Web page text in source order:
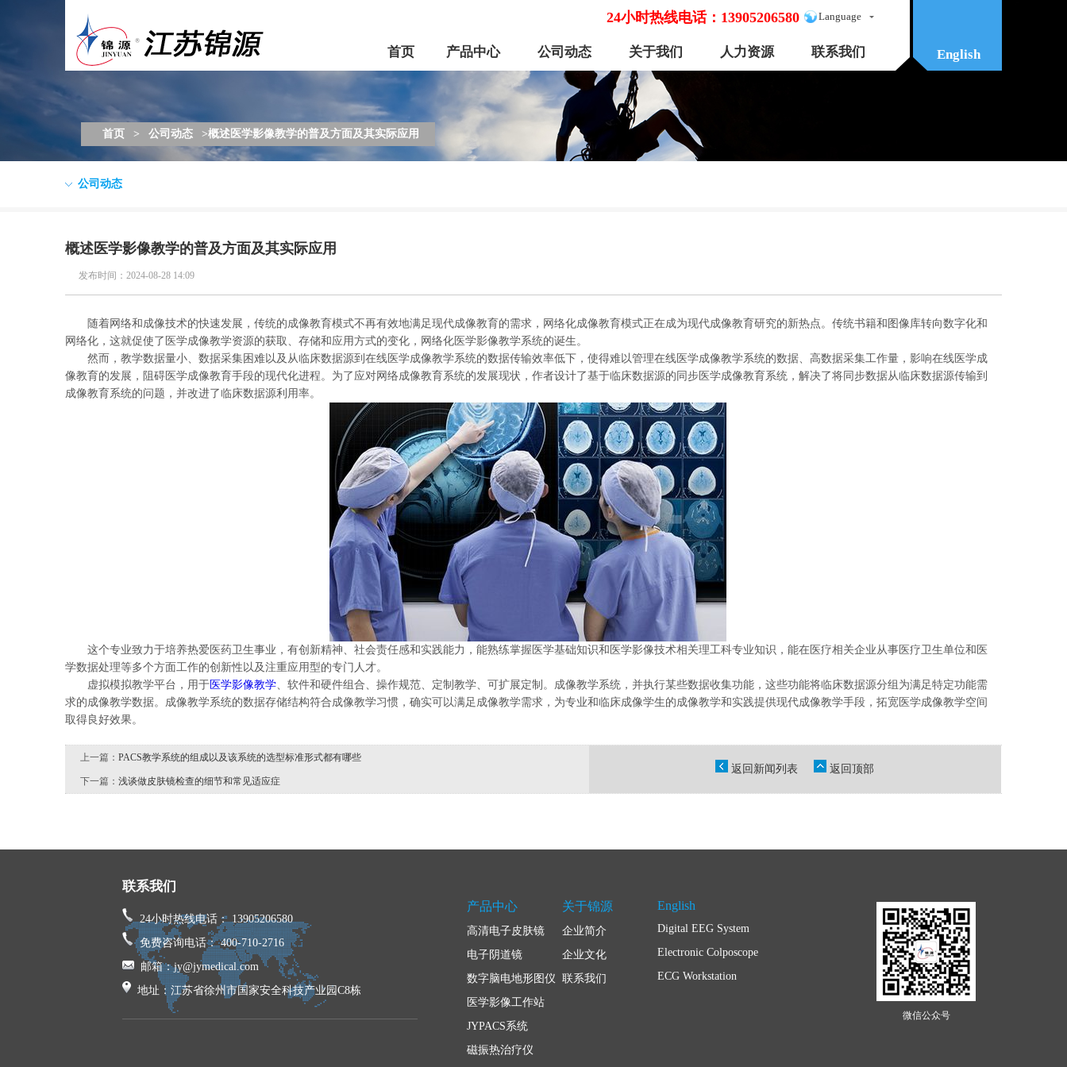
Language
24小时热线电话： 13905206580
首页 产品中心 公司动态 关于我们 人力资源 联系我们 English
首页 > 公司动态 >概述医学影像教学的普及方面及其实际应用
公司动态
概述医学影像教学的普及方面及其实际应用
发布时间：2024-08-28 14:09
随着网络和成像技术的快速发展，传统的成像教育模式不再有效地满足现代成像教育的需求，网络化成像教育模式正在成为现代成像教育研究的新热点。传统书籍和图像库转向数字化和
网络化，这就促使了医学成像教学资源的获取、存储和应用方式的变化，网络化医学影像教学系统的诞生。
然而，教学数据量小、数据采集困难以及从临床数据源到在线医学成像教学系统的数据传输效率低下，使得难以管理在线医学成像教学系统的数据、高数据采集工作量，影响在线医学成
像教育的发展，阻碍医学成像教育手段的现代化进程。为了应对网络成像教育系统的发展现状，作者设计了基于临床数据源的同步医学成像教育系统，解决了将同步数据从临床数据源传输到
成像教育系统的问题，并改进了临床数据源利用率。
这个专业致力于培养热爱医药卫生事业，有创新精神、社会责任感和实践能力，能熟练掌握医学基础知识和医学影像技术相关理工科专业知识，能在医疗相关企业从事医疗卫生单位和医
学数据处理等多个方面工作的创新性以及注重应用型的专门人才。
虚拟模拟教学平台，用于 医学影像教学、软件和硬件组合、操作规范、定制教学、可扩展定制。成像教学系统，并执行某些数据收集功能，这些功能将临床数据源分组为满足特定功能需
求的成像教学数据。成像教学系统的数据存储结构符合成像教学习惯，确实可以满足成像教学需求，为专业和临床成像学生的成像教学和实践提供现代成像教学手段，拓宽医学成像教学空间
取得良好效果。
上一篇： PACS教学系统的组成以及该系统的选型标准形式都有哪些
下一篇： 浅谈做皮肤镜检查的细节和常见适应症
返回新闻列表 返回顶部
联系我们
24小时热线电话： 13905206580
免费咨询电话： 400-710-2716
邮箱：jy@jymedical.com
地址：江苏省徐州市国家安全科技产业园C8栋
产品中心
高清电子皮肤镜
电子阴道镜
数字脑电地形图仪
医学影像工作站
JYPACS系统
磁振热治疗仪
关于锦源
企业简介
企业文化
联系我们
English
Digital EEG System
Electronic Colposcope
ECG Workstation
微信公众号